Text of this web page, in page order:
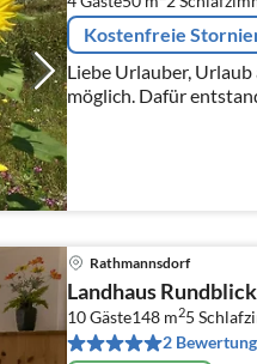
Kostenfreie
Liebe Urlauber, Urlaub am Meer ist bei uns leider nicht
möglich. Dafür
romantische
Rathmannsdorf
Landhaus
10 Gäste148 m25
2